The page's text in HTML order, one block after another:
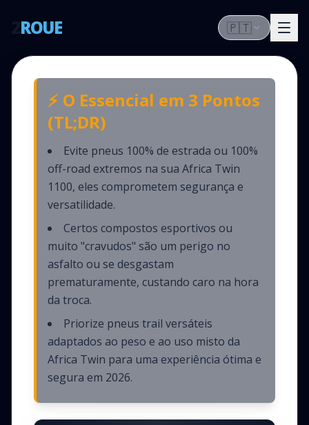
ROUE 🇵🇹
⚡ O Essencial em 3 Pontos
(TL;DR)
Evite pneus 100% de estrada ou 100%
off-road extremos na sua Africa Twin
1100, eles comprometem segurança e
versatilidade.
Certos compostos esportivos ou
muito "cravudos" são um perigo no
asfalto ou se desgastam
prematuramente, custando caro na hora
da troca.
Priorize pneus trail versáteis
adaptados ao peso e ao uso misto da
Africa Twin para uma experiência ótima e
segura em 2026.